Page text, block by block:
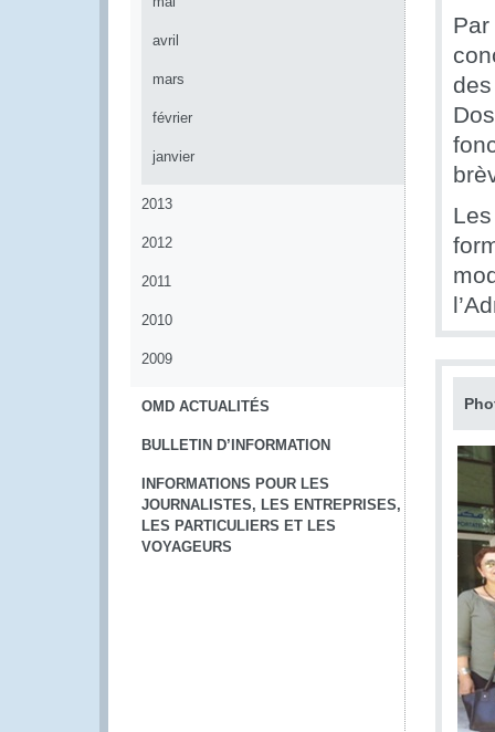
avril
mars
février
janvier
2013
2012
2011
2010
2009
OMD ACTUALITÉS
BULLETIN D’INFORMATION
INFORMATIONS POUR LES
JOURNALISTES, LES ENTREPRISES,
LES PARTICULIERS ET LES
VOYAGEURS